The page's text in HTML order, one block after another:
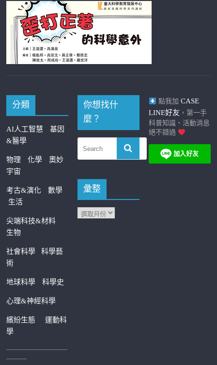
分類
AI人工智慧
基因
&醫學
物理 化學
奧妙
宇宙
考古&演化
數學
生活
尖端科技&材料
生物
社會科學科學藝
術
地球科學 科學史
心理&神經科學
繽紛生態運動科
學
—————————
———
你想找什
麼？
彙整
點我加 CASE
LINE好友 ，第一手
科普知識、活動消息
絕不錯過